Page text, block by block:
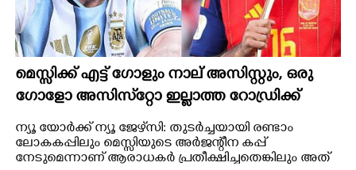
മെസ്സിക്ക് എട്ട് ഗോളും നാല് അസിസ്റ്റും, ഒരു
ഗോളോ അസിസ്‌റ്റോ ഇല്ലാത്ത റോഡ്രിക്ക്
ഗോള്‍ഡന്‍ ബോള്‍, എങ്ങനെ?
ന്യൂ യോര്‍ക്ക് ന്യൂ ജേഴ്‌സി: തുടര്‍ച്ചയായി രണ്ടാം
ലോകകപ്പിലും മെസ്സിയുടെ അര്‍ജന്റീന കപ്പ്
നേടുമെന്നാണ് ആരാധകര്‍ പ്രതീക്ഷിച്ചതെങ്കിലും അത്